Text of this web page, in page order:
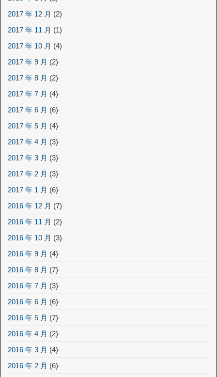
2017 年 12 月 (2)
2017 年 11 月 (1)
2017 年 10 月 (4)
2017 年 9 月 (2)
2017 年 8 月 (2)
2017 年 7 月 (4)
2017 年 6 月 (6)
2017 年 5 月 (4)
2017 年 4 月 (3)
2017 年 3 月 (3)
2017 年 2 月 (3)
2017 年 1 月 (6)
2016 年 12 月 (7)
2016 年 11 月 (2)
2016 年 10 月 (3)
2016 年 9 月 (4)
2016 年 8 月 (7)
2016 年 7 月 (3)
2016 年 6 月 (6)
2016 年 5 月 (7)
2016 年 4 月 (2)
2016 年 3 月 (4)
2016 年 2 月 (6)